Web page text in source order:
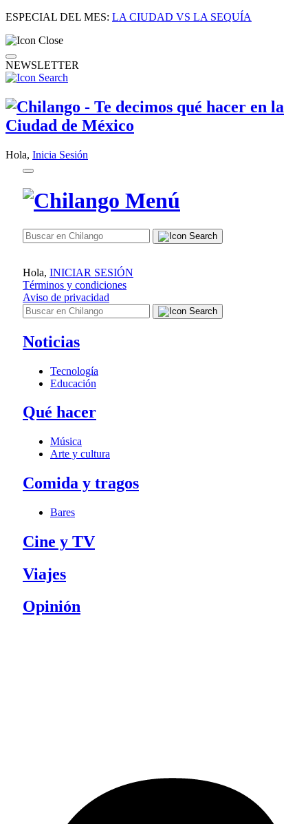
ESPECIAL DEL MES: LA CIUDAD VS LA SEQUÍA
NEWSLETTER
Hola, Inicia Sesión
Hola, INICIAR SESIÓN
Términos y condiciones
Aviso de privacidad
Noticias
Tecnología
Educación
Qué hacer
Música
Arte y cultura
Comida y tragos
Bares
Cine y TV
Viajes
Opinión